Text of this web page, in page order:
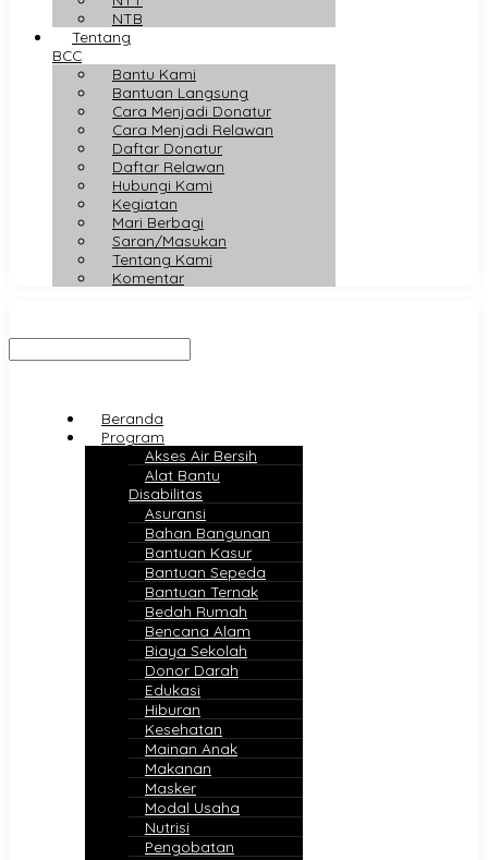
NTB
Tentang
BCC
Bantu Kami
Bantuan Langsung
Cara Menjadi Donatur
Cara Menjadi Relawan
Daftar Donatur
Daftar Relawan
Hubungi Kami
Kegiatan
Mari Berbagi
Saran/Masukan
Tentang Kami
Komentar
Beranda
Program
Akses Air Bersih
Alat Bantu
Disabilitas
Asuransi
Bahan Bangunan
Bantuan Kasur
Bantuan Sepeda
Bantuan Ternak
Bedah Rumah
Bencana Alam
Biaya Sekolah
Donor Darah
Edukasi
Hiburan
Kesehatan
Mainan Anak
Makanan
Masker
Modal Usaha
Nutrisi
Pengobatan